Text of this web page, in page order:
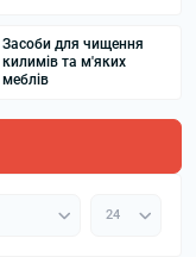
Засоби для чищення
килимів та м'яких
меблів